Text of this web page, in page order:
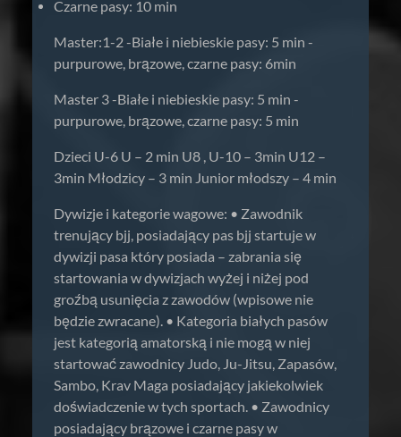
Czarne pasy: 10 min
Master:1-2 -Białe i niebieskie pasy: 5 min -
purpurowe, brązowe, czarne pasy: 6min
Master 3 -Białe i niebieskie pasy: 5 min -
purpurowe, brązowe, czarne pasy: 5 min
Dzieci U-6 U – 2 min U8 , U-10 – 3min U12 –
3min Młodzicy – 3 min Junior młodszy – 4 min
Dywizje i kategorie wagowe: • Zawodnik
trenujący bjj, posiadający pas bjj startuje w
dywizji pasa który posiada – zabrania się
startowania w dywizjach wyżej i niżej pod
groźbą usunięcia z zawodów (wpisowe nie
będzie zwracane). • Kategoria białych pasów
jest kategorią amatorską i nie mogą w niej
startować zawodnicy Judo, Ju-Jitsu, Zapasów,
Sambo, Krav Maga posiadający jakiekolwiek
doświadczenie w tych sportach. • Zawodnicy
posiadający brązowe i czarne pasy w